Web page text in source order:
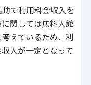
で利用料金収入を
関しては無料入館
えているため、利
入が一定となって